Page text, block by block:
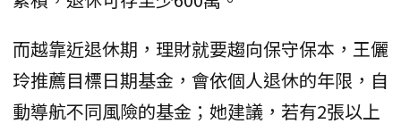
而越靠近退休期，理財就要趨向保守保本，王儷
玲推薦目標日期基金，會依個人退休的年限，自
動導航不同風險的基金；她建議，若有2張以上